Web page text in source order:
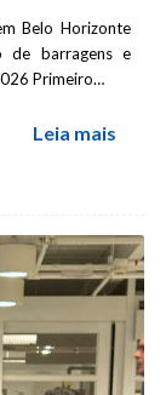
Belo Horizonte
de barragens e
Primeiro…
Leia mais